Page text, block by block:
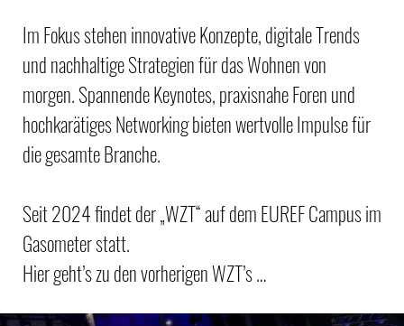
Im Fokus stehen innovative Konzepte, digitale Trends
und nachhaltige Strategien für das Wohnen von
morgen. Spannende Keynotes, praxisnahe Foren und
hochkarätiges Networking bieten wertvolle Impulse für
die gesamte Branche.
Seit 2024 findet der „WZT“ auf dem EUREF Campus im
Gasometer statt.
Hier geht’s zu den vorherigen WZT’s …